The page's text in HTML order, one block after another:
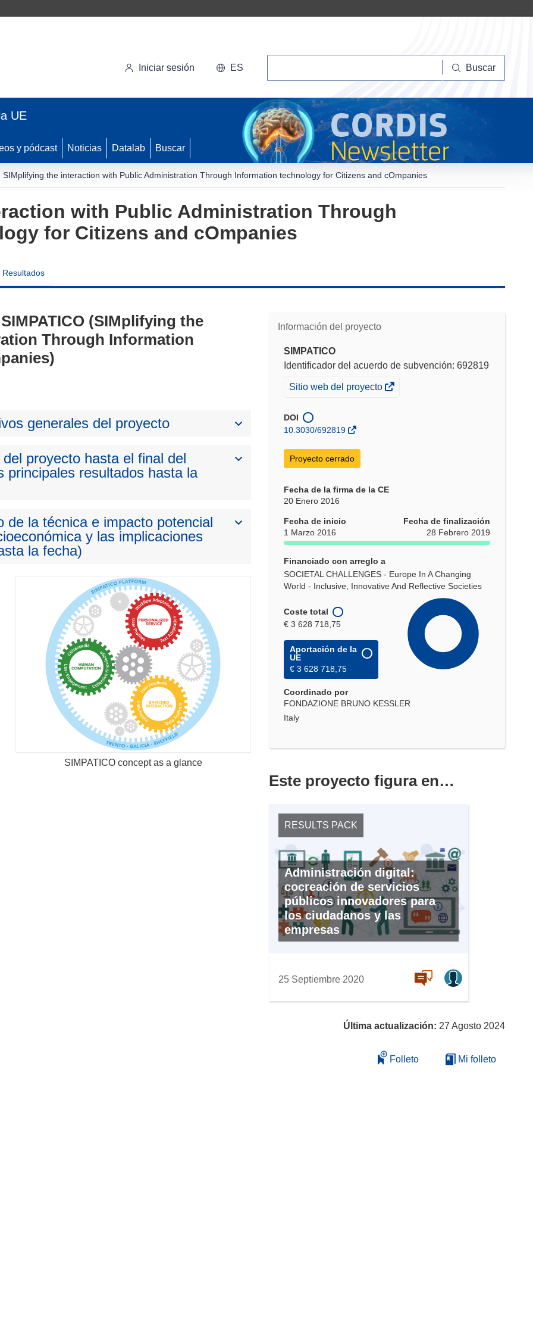
Iniciar sesión ES Buscar
UE
y pódcast Noticias Datalab Buscar
SIMplifying the interaction with Public Administration Through Information technology for Citizens and cOmpanies
with Public Administration Through
for Citizens and cOmpanies
Resultados
Información del proyecto
SIMPATICO
Identificador del acuerdo de subvención: 692819
(se
en
una
ventana)
Sitio web del proyecto
DOI
10.3030/692819
Proyecto cerrado
Fecha de la firma de la CE
20 Enero 2016
Fecha de inicio
1 Marzo 2016
Fecha de finalización
28 Febrero 2019
Financiado con arreglo a
SOCIETAL CHALLENGES - Europe In A Changing
World - Inclusive, Innovative And Reflective Societies
Coste total
€ 3 628 718,75
Aportación de la
UE
€ 3 628 718,75
Coordinado por
FONDAZIONE BRUNO KESSLER
Italy
Este proyecto figura en…
RESULTS PACK
Administración digital:
cocreación de servicios
públicos innovadores para
los ciudadanos y las
empresas
25 Septiembre 2020
(SIMplifying the
Through Information
generales del proyecto
proyecto hasta el final del
principales resultados hasta la
de la técnica e impacto potencial
y las implicaciones
la fecha)
SIMPATICO concept as a glance
Última actualización: 27 Agosto 2024
Folleto Mi folleto